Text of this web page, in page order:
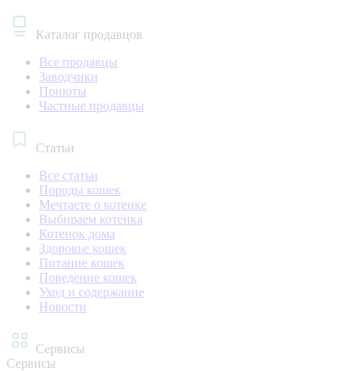
Каталог продавцов
Все продавцы
Заводчики
Приюты
Частные продавцы
Статьи
Все статьи
Породы кошек
Мечтаете о котенке
Выбираем котенка
Котенок дома
Здоровье кошек
Питание кошек
Поведение кошек
Уход и содержание
Новости
Сервисы
Сервисы